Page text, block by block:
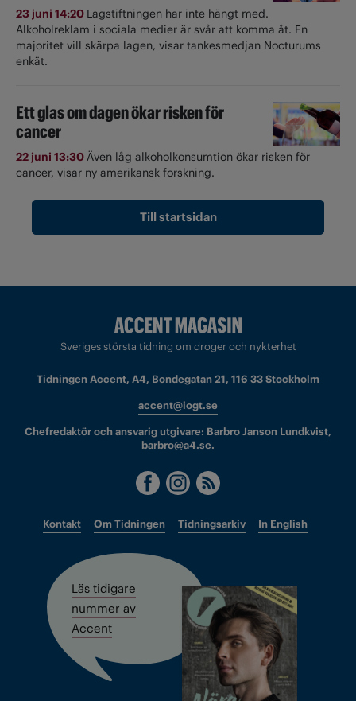
23 juni 14:20 Lagstiftningen har inte hängt med.
Alkoholreklam i sociala medier är svår att komma åt. En
majoritet vill skärpa lagen, visar tankesmedjan Nocturums
enkät.
Ett glas om dagen ökar risken för
cancer
22 juni 13:30Även låg alkoholkonsumtion ökar risken för
cancer, visar ny amerikansk forskning.
Till startsidan
Sveriges största tidning om droger och nykterhet
Tidningen Accent, A4, Bondegatan 21, 116 33 Stockholm
accent@iogt.se
Chefredaktör och ansvarig utgivare: Barbro Janson Lundkvist,
barbro@a4.se.
Kontakt Om Tidningen Tidningsarkiv In English
Läs tidigare
nummer av
Accent